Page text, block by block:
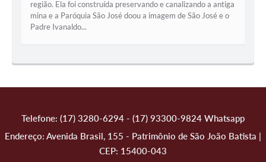
região. Ela foi construída preservando e canalizando a antiga
mina e a Paróquia São José doou a imagem de São José e o
Padre Ivanaldo...
Telefone: (17) 3280-6294 - (17) 93300-9824 Whatsapp
Endereço: Avenida Brasil, 155 - Patrimônio de São João Batista |
CEP: 15400-043